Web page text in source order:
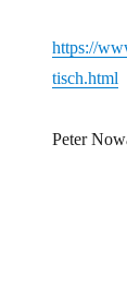
https://
tisch.html
Peter